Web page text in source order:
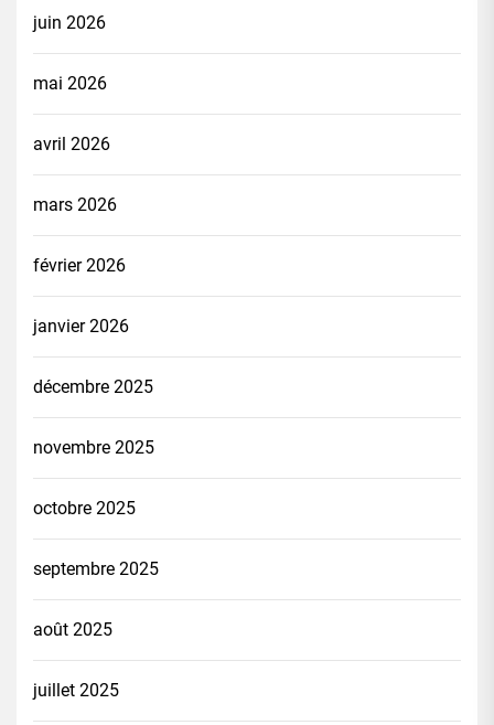
juin 2026
mai 2026
avril 2026
mars 2026
février 2026
janvier 2026
décembre 2025
novembre 2025
octobre 2025
septembre 2025
août 2025
juillet 2025